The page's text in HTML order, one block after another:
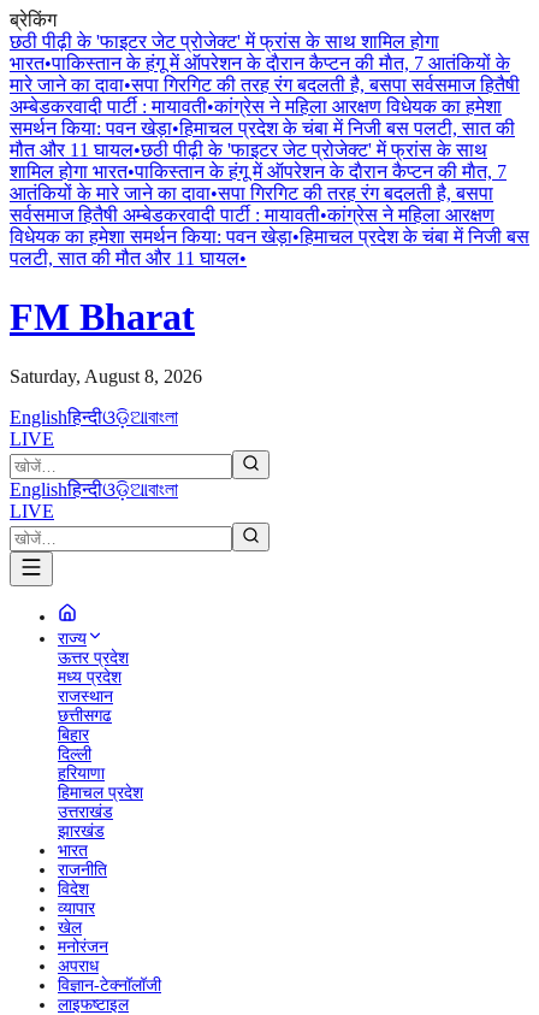
ब्रेकिंग
छठी पीढ़ी के 'फाइटर जेट प्रोजेक्ट' में फ्रांस के साथ शामिल होगा
भारत•पाकिस्तान के हंगू में ऑपरेशन के दाैरान कैप्टन की माैत, 7 आतंकियों के
मारे जाने का दावा•सपा गिरगिट की तरह रंग बदलती है, बसपा सर्वसमाज हितैषी
अम्बेडकरवादी पार्टी : मायावती•कांग्रेस ने महिला आरक्षण विधेयक का हमेशा
समर्थन किया: पवन खेड़ा•हिमाचल प्रदेश के चंबा में निजी बस पलटी, सात की
मौत और 11 घायल•छठी पीढ़ी के 'फाइटर जेट प्रोजेक्ट' में फ्रांस के साथ
शामिल होगा भारत•पाकिस्तान के हंगू में ऑपरेशन के दाैरान कैप्टन की माैत, 7
आतंकियों के मारे जाने का दावा•सपा गिरगिट की तरह रंग बदलती है, बसपा
सर्वसमाज हितैषी अम्बेडकरवादी पार्टी : मायावती•कांग्रेस ने महिला आरक्षण
विधेयक का हमेशा समर्थन किया: पवन खेड़ा•हिमाचल प्रदेश के चंबा में निजी बस
पलटी, सात की मौत और 11 घायल•
FM Bharat
Saturday, August 8, 2026
Englishहिन्दीଓଡ଼ିଆবাংলা
LIVE
Englishहिन्दीଓଡ଼ିଆবাংলা
LIVE
राज्य
ऊत्तर प्रदेश
मध्य प्रदेश
राजस्थान
छत्तीसगढ
बिहार
दिल्ली
हरियाणा
हिमाचल प्रदेश
उत्तराखंड
झारखंड
भारत
राजनीति
विदेश
व्यापार
खेल
मनोरंजन
अपराध
विज्ञान-टेक्नॉलॉजी
लाइफष्टाइल